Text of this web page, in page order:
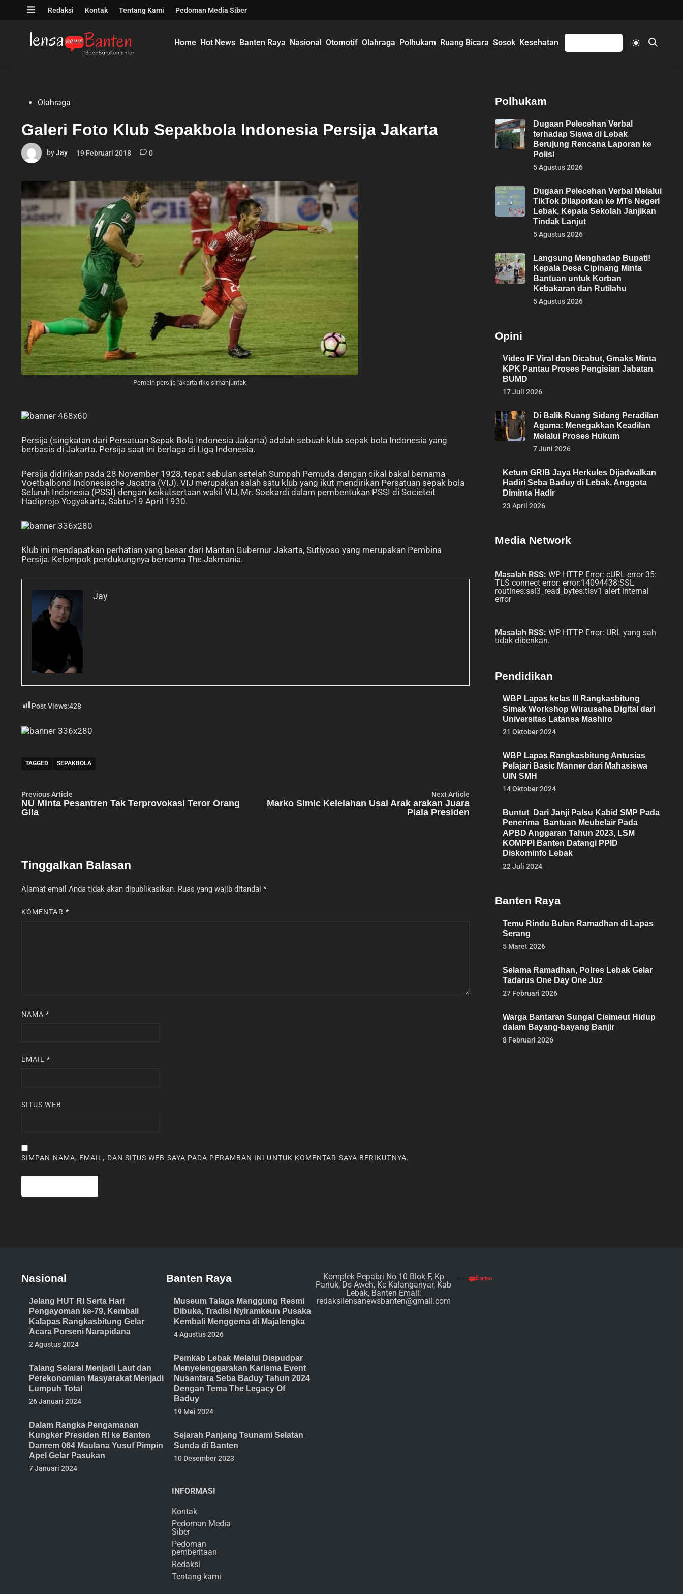
Open
Redaksi Kontak Tentang Kami Pedoman Media Siber
Home Hot News Banten Raya Nasional Otomotif Olahraga Polhukam Ruang Bicara Sosok Kesehatan
Switch
to
Open
PostedOlahraga
Galeri Foto Klub Sepakbola Indonesia Persija Jakarta
byJay 19 Februari 2018 0
Pemain persija jakarta riko simanjuntak
Persija (singkatan dari Persatuan Sepak Bola Indonesia Jakarta) adalah sebuah klub sepak bola Indonesia yang
berbasis di Jakarta. Persija saat ini berlaga di Liga Indonesia.
Persija didirikan pada 28 November 1928, tepat sebulan setelah Sumpah Pemuda, dengan cikal bakal bernama
Voetbalbond Indonesische Jacatra (VIJ). VIJ merupakan salah satu klub yang ikut mendirikan Persatuan sepak bola
Seluruh Indonesia (PSSI) dengan keikutsertaan wakil VIJ, Mr. Soekardi dalam pembentukan PSSI di Societeit
Hadiprojo Yogyakarta, Sabtu-19 April 1930.
Klub ini mendapatkan perhatian yang besar dari Mantan Gubernur Jakarta, Sutiyoso yang merupakan Pembina
Persija. Kelompok pendukungnya bernama The Jakmania.
Jay
Post Views:428
TAGGED SEPAKBOLA
Navigasi
pos
Previous Article
article:
NU Minta Pesantren Tak Terprovokasi Teror Orang
Gila
Next Article
Marko Simic Kelelahan Usai Arak arakan Juara
Piala Presiden
Tinggalkan Balasan
Alamat email Anda tidak akan dipublikasikan. Ruas yang wajib ditandai *
KOMENTAR *
NAMA*
EMAIL*
SITUS WEB
SIMPAN NAMA, EMAIL, DAN SITUS WEB SAYA PADA PERAMBAN INI UNTUK KOMENTAR SAYA BERIKUTNYA.
Polhukam
Dugaan Pelecehan Verbal
terhadap Siswa di Lebak
Berujung Rencana Laporan ke
Polisi
5 Agustus 2026
Dugaan Pelecehan Verbal Melalui
TikTok Dilaporkan ke MTs Negeri
Lebak, Kepala Sekolah Janjikan
Tindak Lanjut
5 Agustus 2026
Langsung Menghadap Bupati!
Kepala Desa Cipinang Minta
Bantuan untuk Korban
Kebakaran dan Rutilahu
5 Agustus 2026
Opini
Video IF Viral dan Dicabut, Gmaks Minta
KPK Pantau Proses Pengisian Jabatan
BUMD
17 Juli 2026
Di Balik Ruang Sidang Peradilan
Agama: Menegakkan Keadilan
Melalui Proses Hukum
7 Juni 2026
Ketum GRIB Jaya Herkules Dijadwalkan
Hadiri Seba Baduy di Lebak, Anggota
Diminta Hadir
23 April 2026
Media Network
Masalah RSS: WP HTTP Error: cURL error 35:
TLS connect error: error:14094438:SSL
routines:ssl3_read_bytes:tlsv1 alert internal
error
Masalah RSS: WP HTTP Error: URL yang sah
tidak diberikan.
Pendidikan
WBP Lapas kelas III Rangkasbitung
Simak Workshop Wirausaha Digital dari
Universitas Latansa Mashiro
21 Oktober 2024
WBP Lapas Rangkasbitung Antusias
Pelajari Basic Manner dari Mahasiswa
UIN SMH
14 Oktober 2024
Buntut Dari Janji Palsu Kabid SMP Pada
Penerima Bantuan Meubelair Pada
APBD Anggaran Tahun 2023, LSM
KOMPPI Banten Datangi PPID
Diskominfo Lebak
22 Juli 2024
Banten Raya
Temu Rindu Bulan Ramadhan di Lapas
Serang
5 Maret 2026
Selama Ramadhan, Polres Lebak Gelar
Tadarus One Day One Juz
27 Februari 2026
Warga Bantaran Sungai Cisimeut Hidup
dalam Bayang-bayang Banjir
8 Februari 2026
Nasional
Jelang HUT RI Serta Hari
Pengayoman ke-79, Kembali
Kalapas Rangkasbitung Gelar
Acara Porseni Narapidana
2 Agustus 2024
Talang Selarai Menjadi Laut dan
Perekonomian Masyarakat Menjadi
Lumpuh Total
26 Januari 2024
Dalam Rangka Pengamanan
Kungker Presiden RI ke Banten
Danrem 064 Maulana Yusuf Pimpin
Apel Gelar Pasukan
7 Januari 2024
Banten Raya
Museum Talaga Manggung Resmi
Dibuka, Tradisi Nyiramkeun Pusaka
Kembali Menggema di Majalengka
4 Agustus 2026
Pemkab Lebak Melalui Dispudpar
Menyelenggarakan Karisma Event
Nusantara Seba Baduy Tahun 2024
Dengan Tema The Legacy Of
Baduy
19 Mei 2024
Sejarah Panjang Tsunami Selatan
Sunda di Banten
10 Desember 2023
INFORMASI
Kontak
Pedoman Media
Siber
Pedoman
pemberitaan
Redaksi
Tentang kami
Komplek Pepabri No 10 Blok F, Kp
Pariuk, Ds Aweh, Kc Kalanganyar, Kab
Lebak, Banten Email:
redaksilensanewsbanten@gmail.com